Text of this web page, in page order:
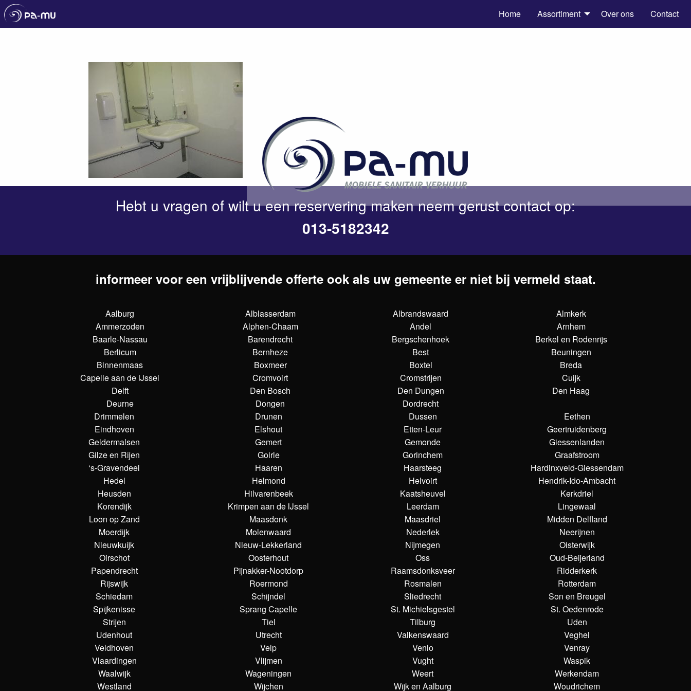
Pa-Mu
Home Assortiment Over ons Contact
Hebt u vragen of wilt u een reservering maken neem gerust contact op:
013-5182342
informeer voor een vrijblijvende offerte ook als uw gemeente er niet bij vermeld staat.
Aalburg Alblasserdam Albrandswaard
Almkerk
Ammerzoden
Alphen-Chaam Andel
Arnhem
Baarle-Nassau
Barendrecht Bergschenhoek
Berkel en Rodenrijs
Berlicum
Bernheze Best
Beuningen
Binnenmaas
Boxmeer Boxtel
Breda
Capelle aan de IJssel
Cromvoirt Cromstrijen
Cuijk
Delft
Den Bosch Den Dungen
Den Haag
Deurne
Dongen
Dordrecht
Drimmelen
Drunen Dussen
Eethen
Eindhoven
Elshout Etten-Leur
Geertruidenberg
Geldermalsen
Gemert Gemonde
Giessenlanden
Gilze en Rijen
Goirle Gorinchem
Graafstroom
‘s-Gravendeel
Haaren Haarsteeg
Hardinxveld-Giessendam
Hedel
Helmond Helvoirt
Hendrik-Ido-Ambacht
Heusden
Hilvarenbeek Kaatsheuvel
Kerkdriel
Korendijk
Krimpen aan de IJssel Leerdam
Lingewaal
Loon op Zand
Maasdonk Maasdriel
Midden Delfland
Moerdijk
Molenwaard Nederlek
Neerijnen
Nieuwkuijk
Nieuw-Lekkerland Nijmegen
Oisterwijk
Oirschot
Oosterhout Oss
Oud-Beijerland
Papendrecht
Pijnakker-Nootdorp Raamsdonksveer
Ridderkerk
Rijswijk
Roermond Rosmalen
Rotterdam
Schiedam
Schijndel Sliedrecht
Son en Breugel
Spijkenisse
Sprang Capelle St. Michielsgestel
St. Oedenrode
Strijen
Tiel Tilburg
Uden
Udenhout
Utrecht Valkenswaard
Veghel
Veldhoven
Velp Venlo
Venray
Vlaardingen
Vlijmen Vught
Waspik
Waalwijk
Wageningen Weert
Werkendam
Westland
Wijchen Wijk en Aalburg Woudrichem